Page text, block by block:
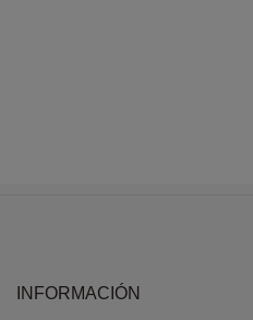
INFORMACIÓN